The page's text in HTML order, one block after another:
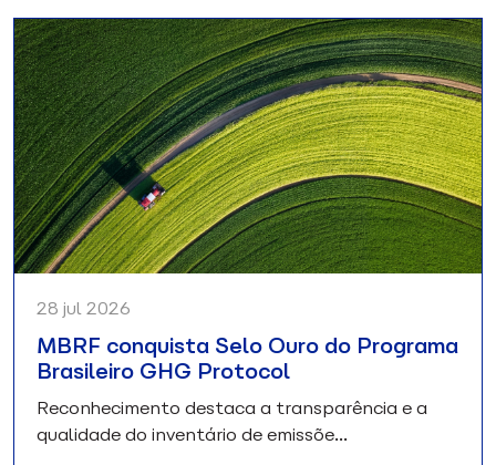
28 jul 2026
MBRF conquista Selo Ouro do Programa
Brasileiro GHG Protocol
Reconhecimento destaca a transparência e a
qualidade do inventário de emissõe…